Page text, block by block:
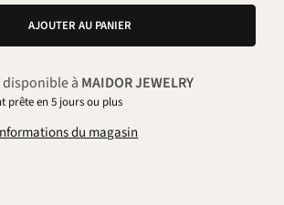
AJOUTER AU PANIER
disponible à MAIDOR JEWELRY
prête en 5 jours ou plus
du magasin